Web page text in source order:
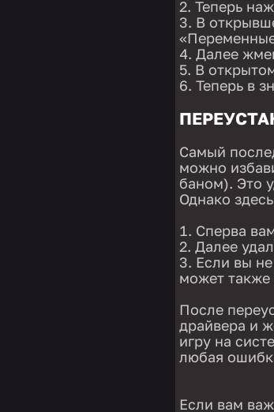
Теперь
В
Далее
В
Теперь в
Самый
можно
баном). Это
Однако
Сперва
Далее
Если вы не
может также
После
драйвера и
игру на
любая
Если вам